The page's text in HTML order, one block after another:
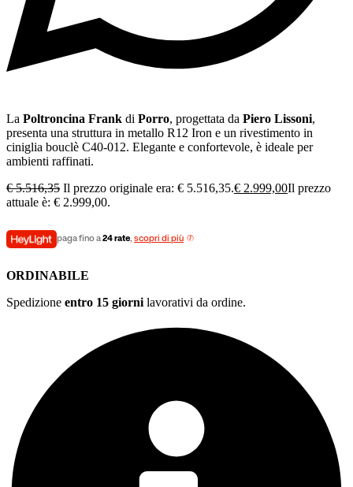
La Poltroncina Frank di Porro, progettata da Piero Lissoni,
presenta una struttura in metallo R12 Iron e un rivestimento in
ciniglia bouclè C40-012. Elegante e confortevole, è ideale per
ambienti raffinati.
€5.516,35 Il prezzo originale era: € 5.516,35.€ 2.999,00Il prezzo
attuale è: € 2.999,00.
paga fino a24 rate, scopri di più
ORDINABILE
Spedizione entro 15 giorni lavorativi da ordine.